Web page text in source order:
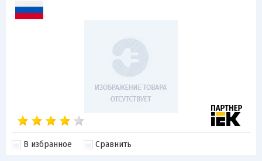
В избранное Сравнить